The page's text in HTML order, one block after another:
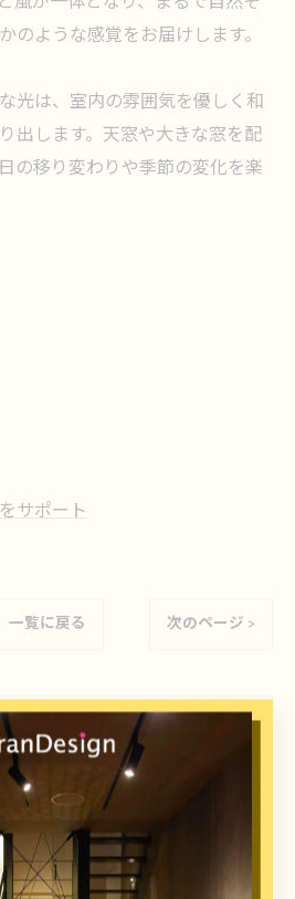
のような感覚をお届けします。
光は、室内の雰囲気を優しく和
出します。天窓や大きな窓を配
の移り変わりや季節の変化を楽
サポート
一覧に戻る 次のページ >
ゴリー Categories
のカテゴリー
宅